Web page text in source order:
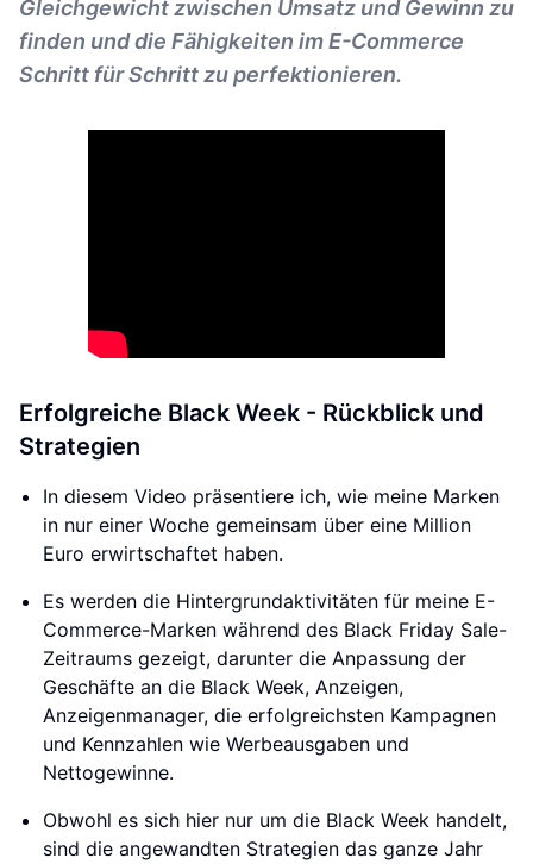
Gleichgewicht zwischen Umsatz und Gewinn zu
finden und die Fähigkeiten im E-Commerce
Schritt für Schritt zu perfektionieren.
Erfolgreiche Black Week - Rückblick und
Strategien
In diesem Video präsentiere ich, wie meine Marken
in nur einer Woche gemeinsam über eine Million
Euro erwirtschaftet haben.
Es werden die Hintergrundaktivitäten für meine E-
Commerce-Marken während des Black Friday Sale-
Zeitraums gezeigt, darunter die Anpassung der
Geschäfte an die Black Week, Anzeigen,
Anzeigenmanager, die erfolgreichsten Kampagnen
und Kennzahlen wie Werbeausgaben und
Nettogewinne.
Obwohl es sich hier nur um die Black Week handelt,
sind die angewandten Strategien das ganze Jahr